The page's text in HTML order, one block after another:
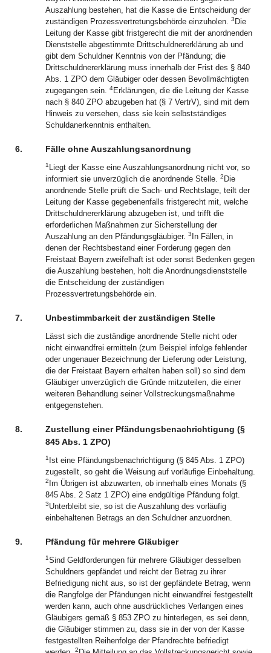
Auszahlung bestehen, hat die Kasse die Entscheidung der
zuständigen Prozessvertretungsbehörde einzuholen. 3 Die
Leitung der Kasse gibt fristgerecht die mit der anordnenden
Dienststelle abgestimmte Drittschuldnererklärung ab und
gibt dem Schuldner Kenntnis von der Pfändung; die
Drittschuldnererklärung muss innerhalb der Frist des § 840
Abs. 1 ZPO dem Gläubiger oder dessen Bevollmächtigten
zugegangen sein. 4Erklärungen, die die Leitung der Kasse
nach § 840 ZPO abzugeben hat (§ 7 VertrV), sind mit dem
Hinweis zu versehen, dass sie kein selbstständiges
Schuldanerkenntnis enthalten.
6. Fälle ohne Auszahlungsanordnung
1 Liegt der Kasse eine Auszahlungsanordnung nicht vor, so
informiert sie unverzüglich die anordnende Stelle. 2 Die
anordnende Stelle prüft die Sach- und Rechtslage, teilt der
Leitung der Kasse gegebenenfalls fristgerecht mit, welche
Drittschuldnererklärung abzugeben ist, und trifft die
erforderlichen Maßnahmen zur Sicherstellung der
Auszahlung an den Pfändungsgläubiger. 3 In Fällen, in
denen der Rechtsbestand einer Forderung gegen den
Freistaat Bayern zweifelhaft ist oder sonst Bedenken gegen
die Auszahlung bestehen, holt die Anordnungsdienststelle
die Entscheidung der zuständigen
Prozessvertretungsbehörde ein.
7. Unbestimmbarkeit der zuständigen Stelle
Lässt sich die zuständige anordnende Stelle nicht oder
nicht einwandfrei ermitteln (zum Beispiel infolge fehlender
oder ungenauer Bezeichnung der Lieferung oder Leistung,
die der Freistaat Bayern erhalten haben soll) so sind dem
Gläubiger unverzüglich die Gründe mitzuteilen, die einer
weiteren Behandlung seiner Vollstreckungsmaßnahme
entgegenstehen.
8.
Zustellung einer Pfändungsbenachrichtigung (§
845 Abs. 1 ZPO)
1 Ist eine Pfändungsbenachrichtigung (§ 845 Abs. 1 ZPO)
zugestellt, so geht die Weisung auf vorläufige Einbehaltung.
2 Im Übrigen ist abzuwarten, ob innerhalb eines Monats (§
845 Abs. 2 Satz 1 ZPO) eine endgültige Pfändung folgt.
3Unterbleibt sie, so ist die Auszahlung des vorläufig
einbehaltenen Betrags an den Schuldner anzuordnen.
9. Pfändung für mehrere Gläubiger
1Sind Geldforderungen für mehrere Gläubiger desselben
Schuldners gepfändet und reicht der Betrag zu ihrer
Befriedigung nicht aus, so ist der gepfändete Betrag, wenn
die Rangfolge der Pfändungen nicht einwandfrei festgestellt
werden kann, auch ohne ausdrückliches Verlangen eines
Gläubigers gemäß § 853 ZPO zu hinterlegen, es sei denn,
die Gläubiger stimmen zu, dass sie in der von der Kasse
festgestellten Reihenfolge der Pfandrechte befriedigt
2